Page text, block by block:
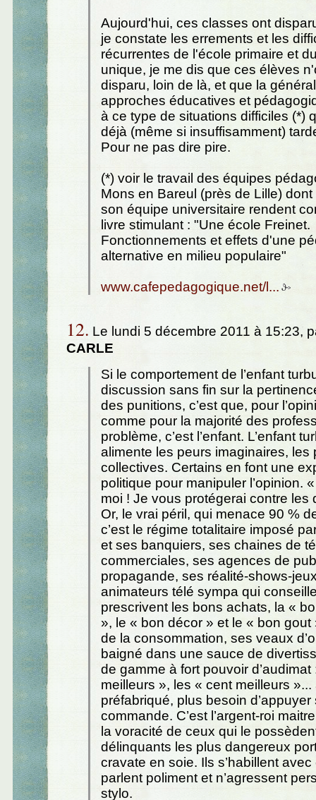
Aujourd'hui, ces classes ont
je constate les errements et les
récurrentes de l'école primaire et
unique, je me dis que ces élèves
disparu, loin de là, et que la
approches éducatives et
à ce type de situations difficiles (*)
déjà (même si insuffisamment)
Pour ne pas dire pire.
(*) voir le travail des équipes
Mons en Bareul (près de Lille)
son équipe universitaire rendent
livre stimulant : "Une école Freinet.
Fonctionnements et effets d'une
alternative en milieu populaire"
www.cafepedagogique.net/l...
12. Le lundi 5 décembre 2011 à 15:23,
CARLE
Si le comportement de l’enfant
discussion sans fin sur la
des punitions, c’est que, pour
comme pour la majorité des
problème, c’est l’enfant. L’enfant
alimente les peurs imaginaires, les
collectives. Certains en font une
politique pour manipuler l’opinion.
moi ! Je vous protégerai contre les
Or, le vrai péril, qui menace 90 %
c’est le régime totalitaire imposé
et ses banquiers, ses chaines de
commerciales, ses agences de
propagande, ses réalité-shows-
animateurs télé sympa qui
prescrivent les bons achats, la «
», le « bon décor » et le « bon gout
de la consommation, ses veaux
baigné dans une sauce de
de gamme à fort pouvoir d’audimat
meilleurs », les « cent meilleurs
préfabriqué, plus besoin d’appuyer
commande. C’est l’argent-roi
la voracité de ceux qui le
délinquants les plus dangereux
cravate en soie. Ils s’habillent
parlent poliment et n’agressent
stylo.